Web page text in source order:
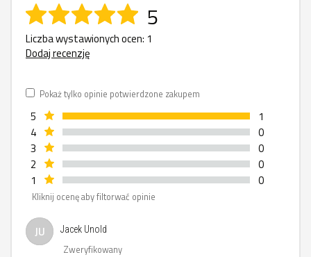
5
Liczba wystawionych ocen: 1
Dodaj recenzję
Pokaż tylko opinie potwierdzone zakupem
5
1
4
0
3
0
2
0
1
0
Kliknij ocenę aby filtorwać opinie
JU Jacek Unold
Zweryfikowany